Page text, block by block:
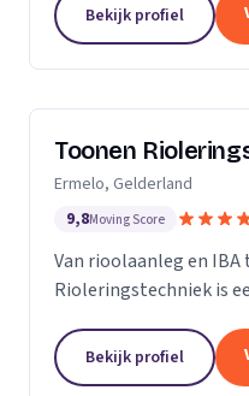
verstoppingen,
riolering, maar ook...
Bekijk profiel
Toonen
Ermelo, Gelderland
9,8Moving Score
Van rioolaanleg en
Rioleringstechniek is
te maken heeft.
Bekijk profiel